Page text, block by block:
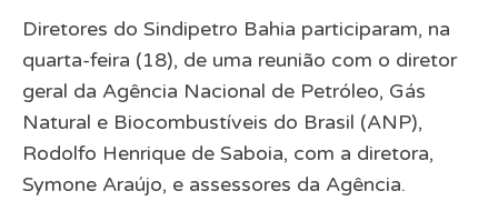
Diretores do Sindipetro Bahia participaram, na
quarta-feira (18), de uma reunião com o diretor
geral da Agência Nacional de Petróleo, Gás
Natural e Biocombustíveis do Brasil (ANP),
Rodolfo Henrique de Saboia, com a diretora,
Symone Araújo, e assessores da Agência.